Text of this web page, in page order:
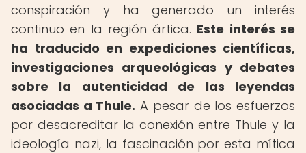
conspiración y ha generado un interés
continuo en la región ártica. Este interés se
ha traducido en expediciones científicas,
investigaciones arqueológicas y debates
sobre la autenticidad de las leyendas
asociadas a Thule. A pesar de los esfuerzos
por desacreditar la conexión entre Thule y la
ideología nazi, la fascinación por esta mítica